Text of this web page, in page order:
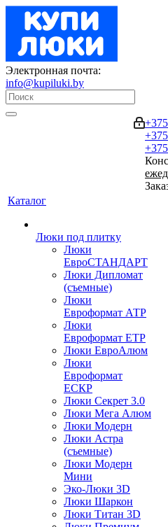
Электронная почта:
info@kupiluki.by
Каталог
Люки под плитку
Люки
ЕвроСТАНДАРТ
Люки Дипломат
(съемные)
Люки
Евроформат АТР
Люки
Евроформат ЕТР
Люки ЕвроАлюм
Люки
Евроформат
ЕСКР
Люки Секрет 3.0
Люки Мега Алюм
Люки Модерн
Люки Астра
(съемные)
Люки Модерн
Мини
Эко-Люки 3D
Люки Шаркон
Люки Титан 3D